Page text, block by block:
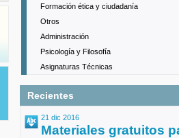
Formación ética y ciudadanía
Otros
Administración
Psicología y Filosofía
Asignaturas Técnicas
Recientes
21 dic 2016
Materiales gratuitos